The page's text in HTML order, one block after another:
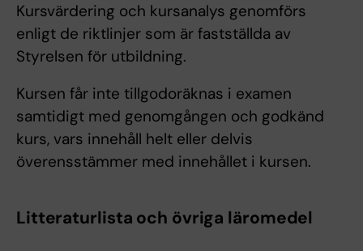
Kursvärdering och kursanalys genomförs
enligt de riktlinjer som är fastställda av
Styrelsen för utbildning.
Kursen får inte tillgodoräknas i examen
samtidigt med genomgången och godkänd
kurs, vars innehåll helt eller delvis
överensstämmer med innehållet i kursen.
Litteraturlista och övriga läromedel